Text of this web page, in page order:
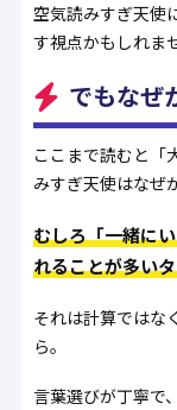
空気読みすぎ天使
す視点かもしれま
でもなぜ
ここまで読むと「
みすぎ天使はなぜ
むしろ「一緒に
れることが多い
それは計算ではな
ら。
言葉選びが丁寧で